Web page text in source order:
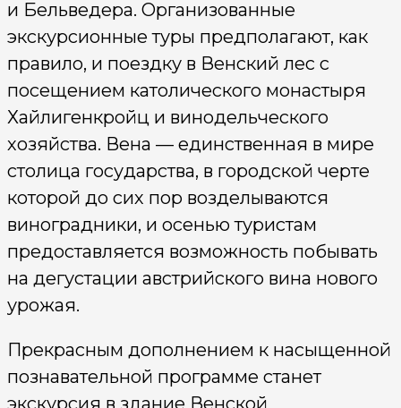
и Бельведера. Организованные
экскурсионные туры предполагают, как
правило, и поездку в Венский лес с
посещением католического монастыря
Хайлигенкройц и винодельческого
хозяйства. Вена — единственная в мире
столица государства, в городской черте
которой до сих пор возделываются
виноградники, и осенью туристам
предоставляется возможность побывать
на дегустации австрийского вина нового
урожая.
Прекрасным дополнением к насыщенной
познавательной программе станет
экскурсия в здание Венской